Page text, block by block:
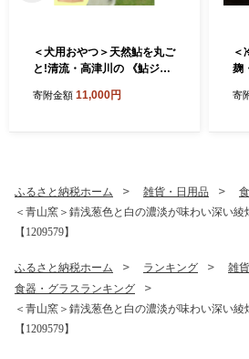
＜犬用おやつ＞天然鮎を丸ご
と!清流・高津川の 《鮎ジャ
使用)【1762174】
寄附金額 11,000円
＜
麹
寄
ふるさと納税ホーム 雑貨・日用品
＜青山窯＞錆浅葱色と白の濃淡が味わい深い綾
【1209579】
ふるさと納税ホーム ランキング
雑
食器・グラスランキング
＜青山窯＞錆浅葱色と白の濃淡が味わい深い綾
【1209579】